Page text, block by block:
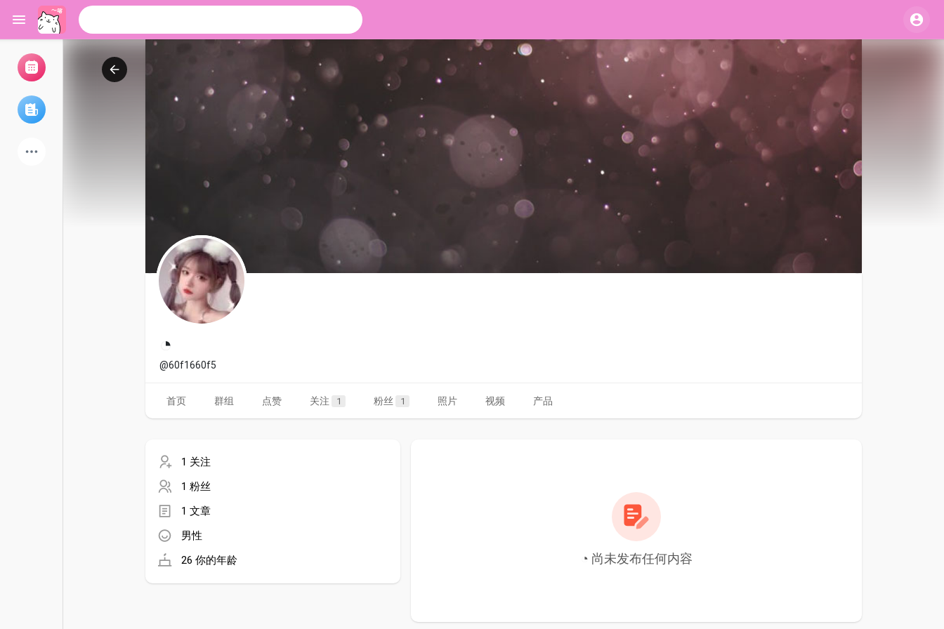
我的活动
游戏
资金来源
◔
@60f1660f5
首页 群组 点赞 关注 1 粉丝 1 照片 视频 产品
1 关注
1 粉丝
1 文章
男性
26 你的年龄
◔ 尚未发布任何内容